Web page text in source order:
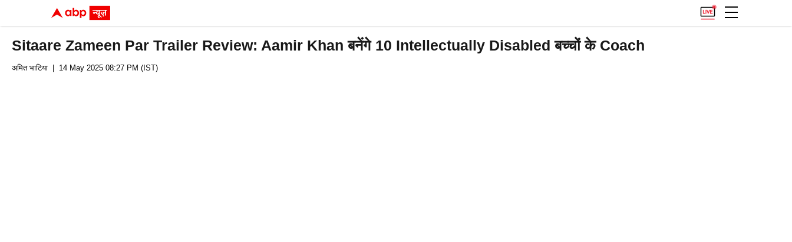
Sitaare Zameen Par Trailer Review: Aamir Khan बनेंगे 10 Intellectually Disabled बच्चों के Coach
अमित भाटिया | 14 May 2025 08:27 PM (IST)